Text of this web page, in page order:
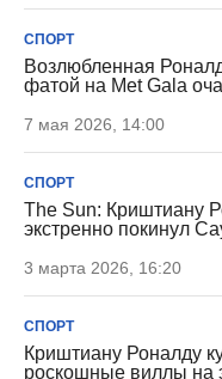
СПОРТ
Возлюбленная
фатой на Met Gala
7 мая 2026, 14:00
СПОРТ
The Sun: Криштиану
экстренно покинул
3 марта 2026, 16:20
СПОРТ
Криштиану Роналду
роскошные виллы на